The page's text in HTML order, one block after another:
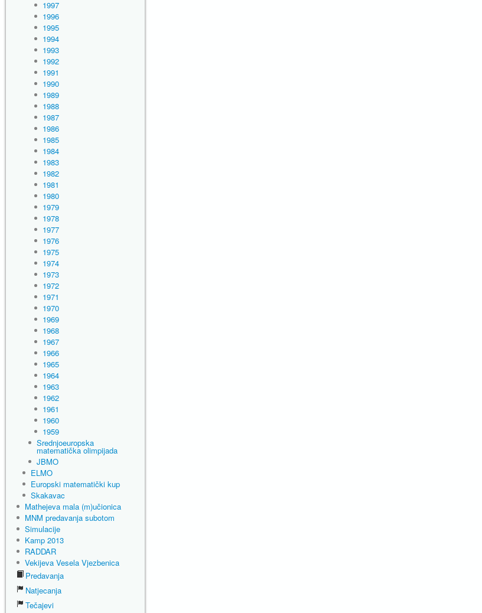
1997
1996
1995
1994
1993
1992
1991
1990
1989
1988
1987
1986
1985
1984
1983
1982
1981
1980
1979
1978
1977
1976
1975
1974
1973
1972
1971
1970
1969
1968
1967
1966
1965
1964
1963
1962
1961
1960
1959
Srednjoeuropska
matematička olimpijada
JBMO
ELMO
Europski matematički kup
Skakavac
Mathejeva mala (m)učionica
MNM predavanja subotom
Simulacije
Kamp 2013
RADDAR
Vekijeva Vesela Vjezbenica
Predavanja
Natjecanja
Tečajevi